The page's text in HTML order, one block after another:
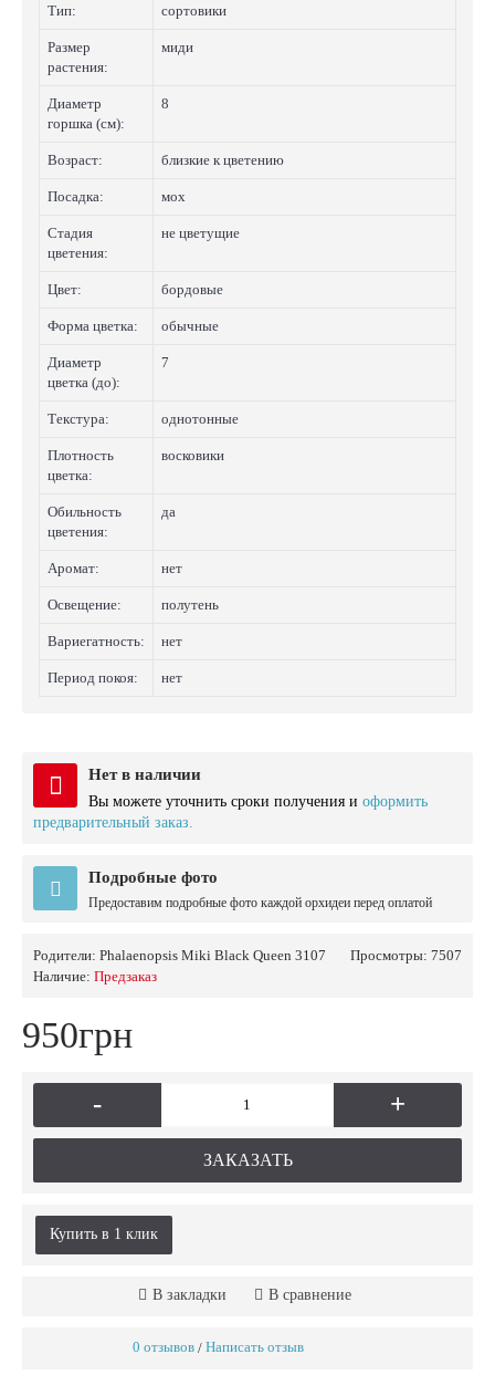
Тип: сортовики
Размер
растения:
миди
Диаметр
горшка (см):
8
Возраст: близкие к цветению
Посадка: мох
Стадия
цветения:
не цветущие
Цвет: бордовые
Форма цветка: обычные
Диаметр
цветка (до):
7
Текстура: однотонные
Плотность
цветка:
восковики
Обильность
цветения:
да
Аромат: нет
Освещение: полутень
Вариегатность: нет
Период покоя: нет
Нет в наличии
Вы можете уточнить сроки получения и оформить
предварительный заказ.
Подробные фото
Предоставим подробные фото каждой орхидеи перед оплатой
Просмотры: 7507
Родители: Phalaenopsis Miki Black Queen 3107
Наличие: Предзаказ
950грн
- +
ЗАКАЗАТЬ
Купить в 1 клик
В закладки В сравнение
0 отзывов / Написать отзыв